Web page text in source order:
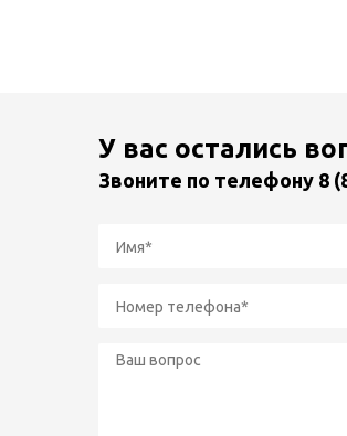
У вас остались
Звоните по телефону 8